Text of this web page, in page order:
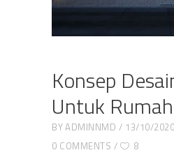
Konsep
Untuk
BYADMINNMD 13/10/2020
0 COMMENTS
8